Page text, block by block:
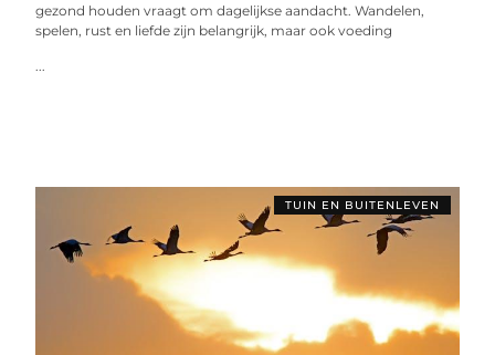
gezond houden vraagt om dagelijkse aandacht. Wandelen,
spelen, rust en liefde zijn belangrijk, maar ook voeding
...
TUIN EN BUITENLEVEN